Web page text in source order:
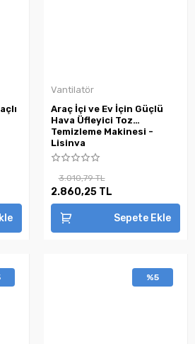
Vantilatör
Araç İçi ve Ev İçin Güçlü
Hava Üfleyici Toz
Temizleme Makinesi -
Lisinya
3.010,79 TL
2.860,25 TL
Sepete Ekle
%5